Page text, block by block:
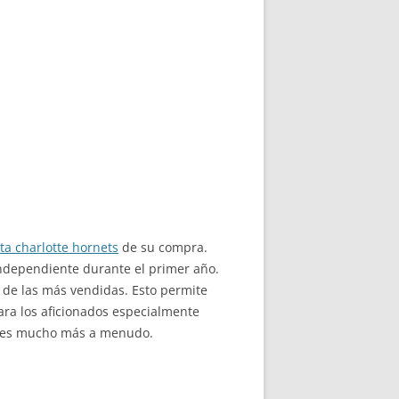
charlotte hornets de su compra.
durante el primer año.
las más vendidas. Esto permite
los aficionados especialmente
mucho más a menudo.